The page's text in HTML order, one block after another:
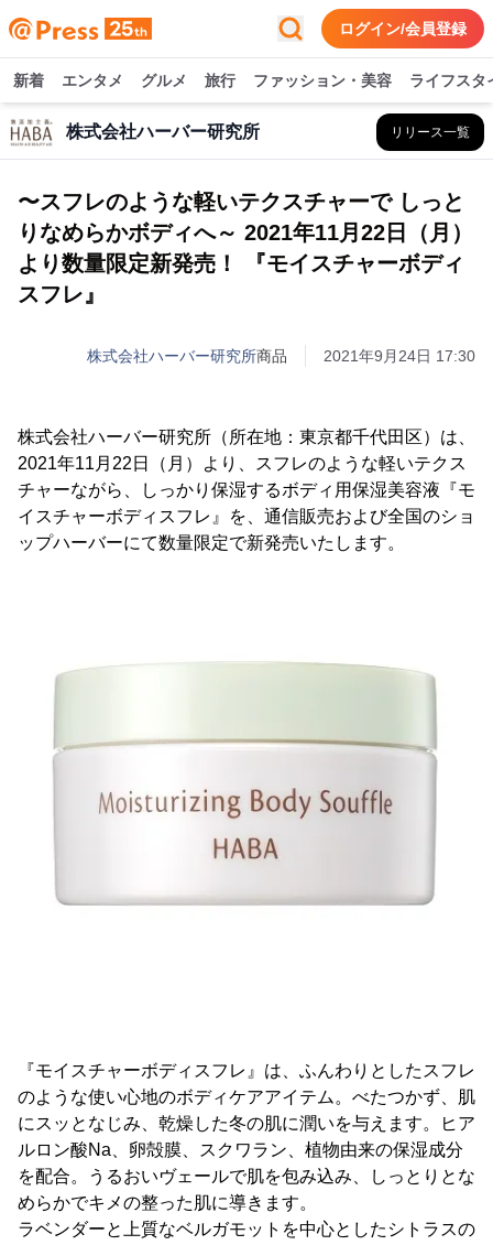
ログイン/会員登録
新着 エンタメ グルメ 旅行 ファッション・美容 ライフスタ
株式会社ハーバー研究所 リリース一覧
〜スフレのような軽いテクスチャーで しっと
りなめらかボディへ～ 2021年11月22日（月）
より数量限定新発売！ 『モイスチャーボディ
スフレ』
株式会社ハーバー研究所商品 2021年9月24日 17:30
株式会社ハーバー研究所（所在地：東京都千代田区）は、
2021年11月22日（月）より、スフレのような軽いテクス
チャーながら、しっかり保湿するボディ用保湿美容液『モ
イスチャーボディスフレ』を、通信販売および全国のショ
ップハーバーにて数量限定で新発売いたします。
『モイスチャーボディスフレ』は、ふんわりとしたスフレ
のような使い心地のボディケアアイテム。べたつかず、肌
にスッとなじみ、乾燥した冬の肌に潤いを与えます。ヒア
ルロン酸Na、卵殻膜、スクワラン、植物由来の保湿成分
を配合。うるおいヴェールで肌を包み込み、しっとりとな
めらかでキメの整った肌に導きます。
ラベンダーと上質なベルガモットを中心としたシトラスの